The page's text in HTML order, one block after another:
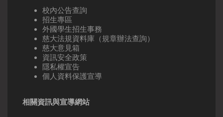
校內公告查詢
招生專區
外國學生招生事務
慈大法規資料庫（規章辦法查詢）
慈大意見箱
資訊安全政策
隱私權宣告
個人資料保護宣導
相關資訊與宣導網站